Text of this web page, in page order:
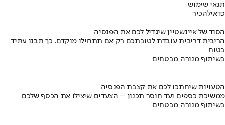
תנאי שימוש
כדאילהכיר
הסוד של איינשטיין שיגדיל לכם את הפנסיה
הריבית דריבית עובדת לטובתכם רק אם תתחילו מוקדם. כך תבנו עתיד
בטוח
בשיתוף מנורה מבטחים
הטעויות שיחתכו לכם את קצבת הפנסיה
ממשיכת כספים ועד חוסר תכנון – הצעדים שיצילו את הכסף שלכם
בשיתוף מנורה מבטחים